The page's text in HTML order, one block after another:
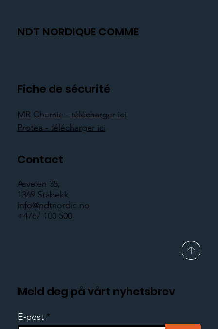
NDT NORDIQUE COMME
Fiche de sécurité
MR Chemie - télécharger ici
Protea - télécharger ici
Contact
Asveien 35,
1369 Stabekk
info@ndtnordic.no
+4767 100 500
Meld deg på vårt nyhetsbrev
E-post